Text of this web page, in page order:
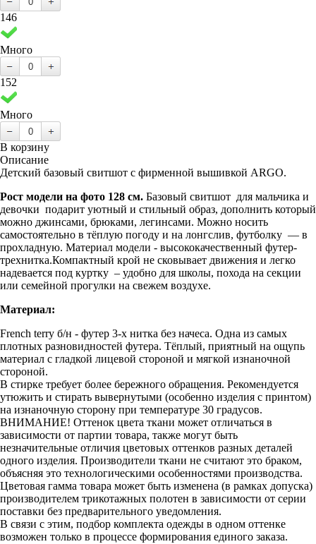
146
Много
152
Много
В корзину
Описание
Детский базовый свитшот с фирменной вышивкой ARGO.
Рост модели на фото 128 см. Базовый свитшот для мальчика и
девочки подарит уютный и стильный образ, дополнить который
можно джинсами, брюками, легинсами. Можно носить
самостоятельно в тёплую погоду и на лонгслив, футболку — в
прохладную. Материал модели - высококачественный футер-
трехнитка.Компактный крой не сковывает движения и легко
надевается под куртку – удобно для школы, похода на секции
или семейной прогулки на свежем воздухе.
Материал:
French terry б/н - футер 3-х нитка без начеса. Одна из самых
плотных разновидностей футера. Тёплый, приятный на ощупь
материал с гладкой лицевой стороной и мягкой изнаночной
стороной.
В стирке требует более бережного обращения. Рекомендуется
утюжить и стирать вывернутыми (особенно изделия с принтом)
на изнаночную сторону при температуре 30 градусов.
ВНИМАНИЕ! Оттенок цвета ткани может отличаться в
зависимости от партии товара, также могут быть
незначительные отличия цветовых оттенков разных деталей
одного изделия. Производители ткани не считают это браком,
объясняя это технологическими особенностями производства.
Цветовая гамма товара может быть изменена (в рамках допуска)
производителем трикотажных полотен в зависимости от серии
поставки без предварительного уведомления.
В связи с этим, подбор комплекта одежды в одном оттенке
возможен только в процессе формирования единого заказа.